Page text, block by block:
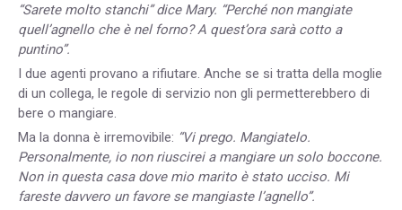
“Sarete molto stanchi” dice Mary. “Perché non mangiate
quell’agnello che è nel forno? A quest’ora sarà cotto a
puntino”.
I due agenti provano a rifiutare. Anche se si tratta della moglie
di un collega, le regole di servizio non gli permetterebbero di
bere o mangiare.
Ma la donna è irremovibile: “Vi prego. Mangiatelo.
Personalmente, io non riuscirei a mangiare un solo boccone.
Non in questa casa dove mio marito è stato ucciso. Mi
fareste davvero un favore se mangiaste l’agnello”.